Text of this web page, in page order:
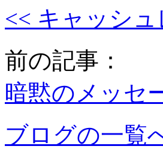
<< キャッシ
前の記事：
暗黙のメッセ
ブログの一覧